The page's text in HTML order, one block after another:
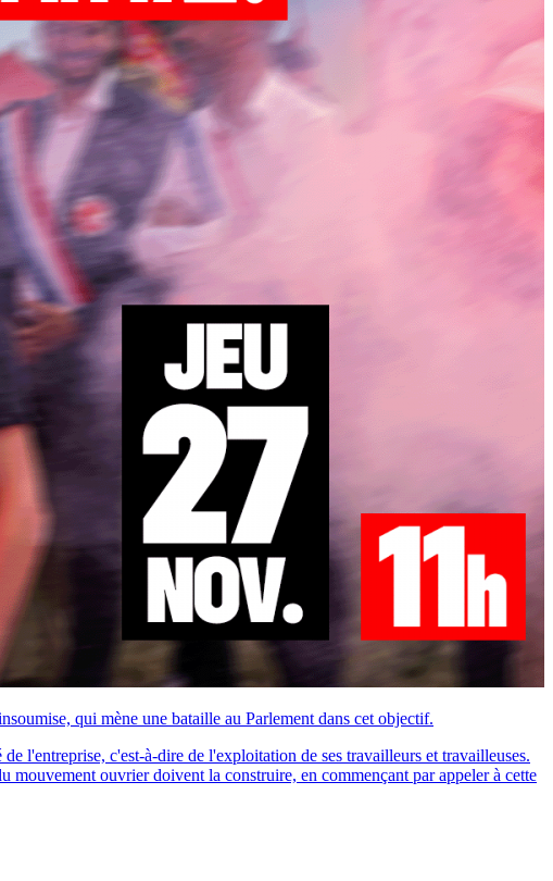
qui mène une bataille au Parlement dans cet objectif.
l'entreprise, c'est-à-dire de l'exploitation de ses travailleurs et travailleuses.
mouvement ouvrier doivent la construire, en commençant par appeler à cette